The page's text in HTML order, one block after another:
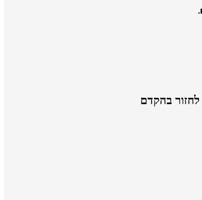
בהקדם